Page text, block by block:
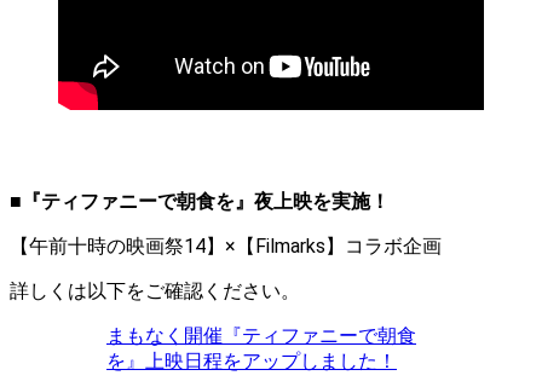
■『ティファニーで朝食を』夜上映を実施！
【午前十時の映画祭14】×【Filmarks】コラボ企画
詳しくは以下をご確認ください。
まもなく開催『ティファニーで朝食
を』上映日程をアップしました！